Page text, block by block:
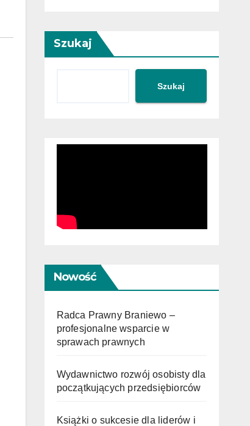
Szukaj
Szukaj
Nowość
Radca Prawny Braniewo –
profesjonalne wsparcie w
sprawach prawnych
Wydawnictwo rozwój osobisty dla
początkujących przedsiębiorców
Książki o sukcesie dla liderów i